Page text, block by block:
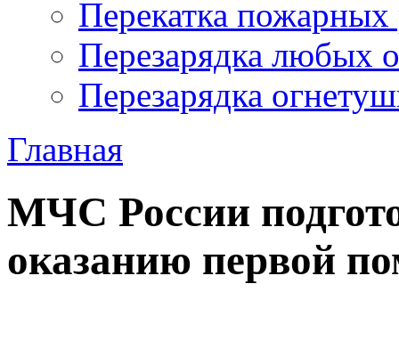
Перекатка пожарных
Перезарядка любых
Перезарядка
Главная
МЧС России
оказанию первой